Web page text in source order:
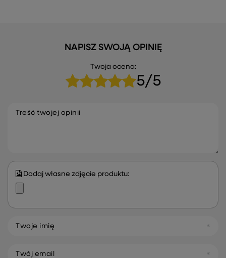
NAPISZ SWOJĄ OPINIĘ
Twoja ocena:
5/5
Treść twojej opinii
Dodaj własne zdjęcie produktu:
Twoje imię
Twój email